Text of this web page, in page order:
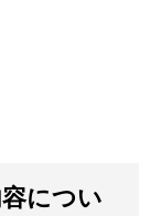
につい